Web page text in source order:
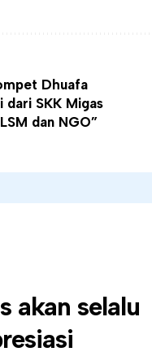
Dhuafa
dari SKK Migas
dan NGO”
akan selalu